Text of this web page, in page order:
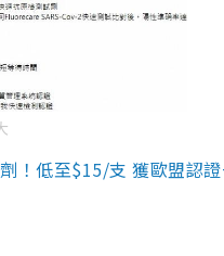
！低至$15/支 獲歐盟認